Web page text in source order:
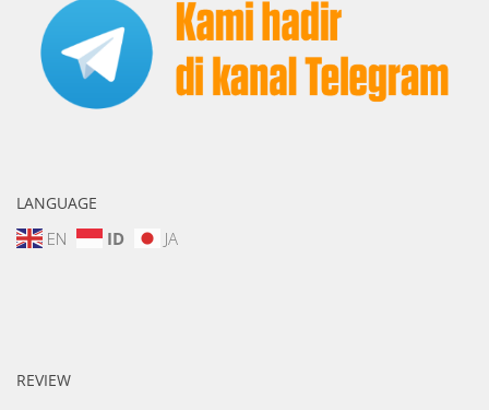
LANGUAGE
EN ID JA
REVIEW